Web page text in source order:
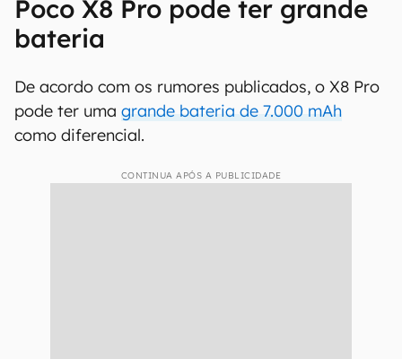
Embora pareçam ser apenas sequências de
números e letras aleatórias, alguns significados
indica a região de vendas dos smartphones: C
para a China, G para o mercado globale I
para a Índia.